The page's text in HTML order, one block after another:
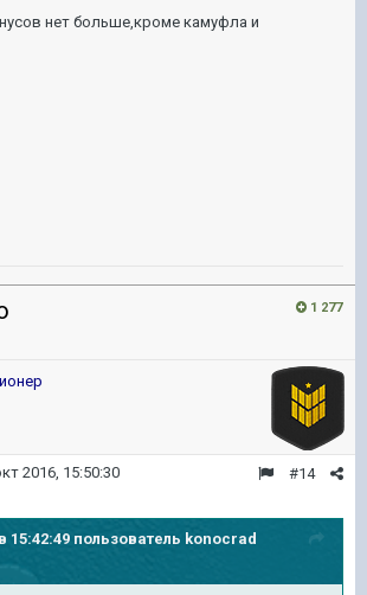
нет больше,кроме камуфла и
1 277
#14
2016, 15:50:30
15:42:49 пользователь konocrad